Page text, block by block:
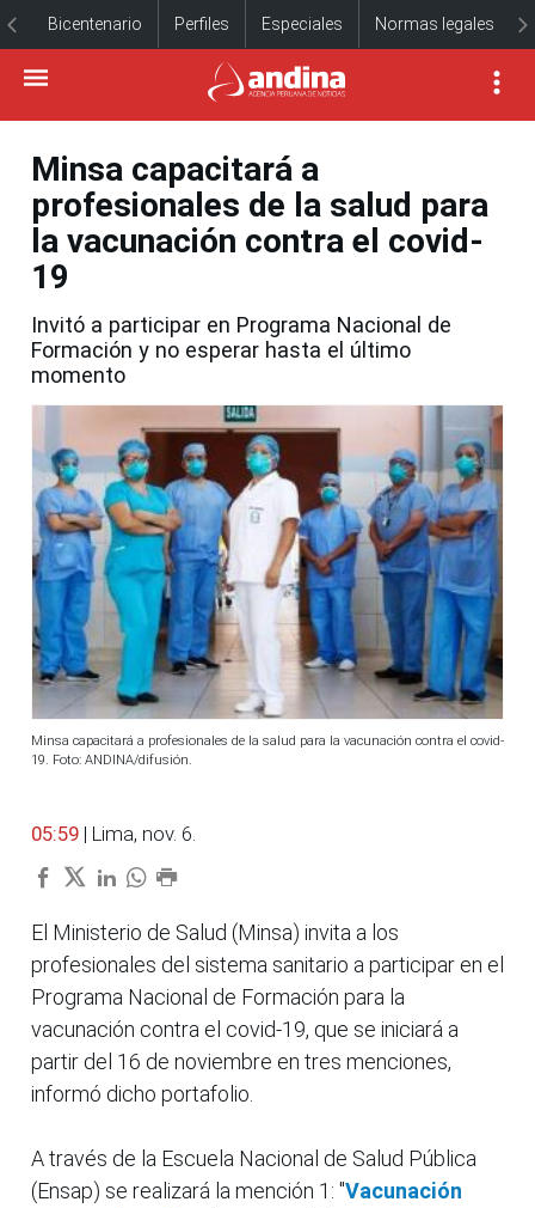
Bicentenario Perfiles Especiales Normas legales
Minsa capacitará a
profesionales de la salud para
la vacunación contra el covid-
19
Invitó a participar en Programa Nacional de
Formación y no esperar hasta el último
momento
Minsa capacitará a profesionales de la salud para la vacunación contra el covid-
19. Foto: ANDINA/difusión.
05:59 | Lima, nov. 6.
El Ministerio de Salud (Minsa) invita a los
profesionales del sistema sanitario a participar en el
Programa Nacional de Formación para la
vacunación contra el covid-19, que se iniciará a
partir del 16 de noviembre en tres menciones,
informó dicho portafolio.
A través de la Escuela Nacional de Salud Pública
(Ensap) se realizará la mención 1: "Vacunación